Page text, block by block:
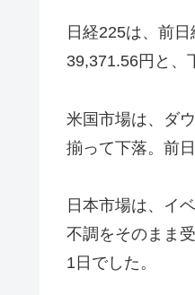
日経225は、前
39,371.56円と、
米国市場は、ダ
揃って下落。前
日本市場は、イ
不調をそのまま
1日でした。